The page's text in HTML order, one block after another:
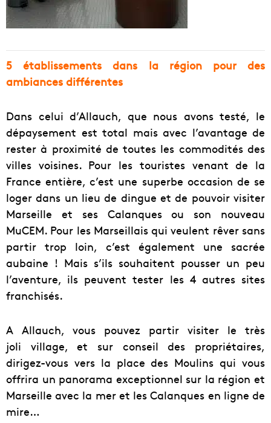
5 établissements dans la région pour des
ambiances différentes
Dans celui d’Allauch, que nous avons testé, le
dépaysement est total mais avec l’avantage de
rester à proximité de toutes les commodités des
villes voisines. Pour les touristes venant de la
France entière, c’est une superbe occasion de se
loger dans un lieu de dingue et de pouvoir visiter
Marseille et ses Calanques ou son nouveau
MuCEM. Pour les Marseillais qui veulent rêver sans
partir trop loin, c’est également une sacrée
aubaine ! Mais s’ils souhaitent pousser un peu
l’aventure, ils peuvent tester les 4 autres sites
franchisés.
A Allauch, vous pouvez partir visiter le très
joli village, et sur conseil des propriétaires,
dirigez-vous vers la place des Moulins qui vous
offrira un panorama exceptionnel sur la région et
Marseille avec la mer et les Calanques en ligne de
mire…